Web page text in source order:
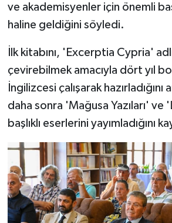
ve akademisyenler için önemli
haline geldiğini söyledi.
İlk kitabını, 'Excerptia Cypria'
çevirebilmek amacıyla dört yıl
İngilizcesi çalışarak
daha sonra 'Mağusa Yazıları' ve
başlıklı eserlerini yayımladığını